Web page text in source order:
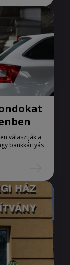
választják a
bankkártyás